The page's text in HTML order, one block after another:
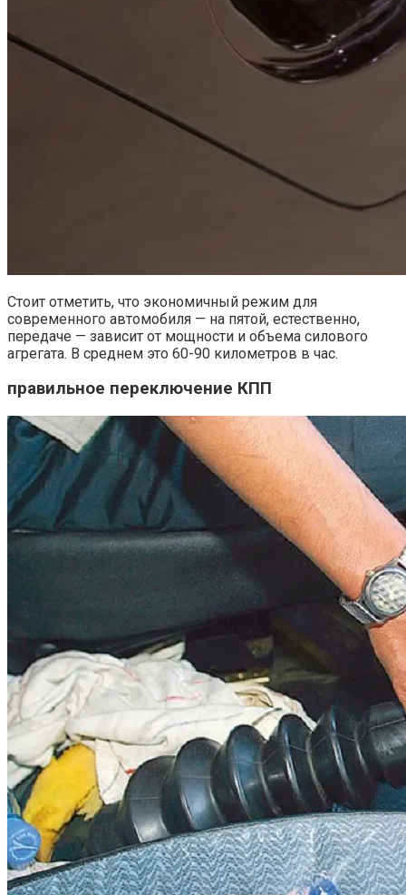
Стоит отметить, что экономичный режим для
современного автомобиля — на пятой, естественно,
передаче — зависит от мощности и объема силового
агрегата. В среднем это 60-90 километров в час.
правильное переключение КПП